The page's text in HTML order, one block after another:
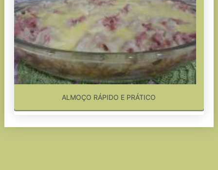
ALMOÇO RÁPIDO E PRÁTICO